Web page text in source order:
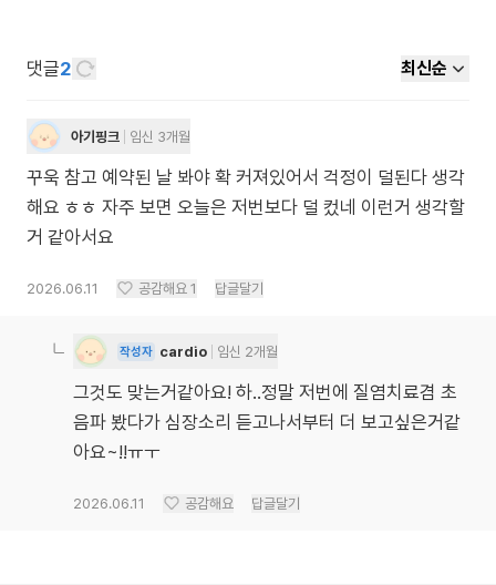
댓글2 최신순
아기핑크 임신 3개월
꾸욱 참고 예약된 날 봐야 확 커져있어서 걱정이 덜된다 생각
해요 ㅎㅎ 자주 보면 오늘은 저번보다 덜 컸네 이런거 생각할
거 같아서요
2026.06.11 공감해요 1 답글달기
작성자 cardio 임신 2개월
그것도 맞는거같아요! 하..정말 저번에 질염치료겸 초
음파 봤다가 심장소리 듣고나서부터 더 보고싶은거같
아요~!!ㅠㅜ
2026.06.11 공감해요 답글달기